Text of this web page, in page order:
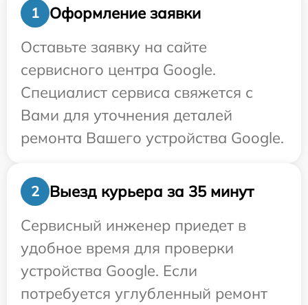
1
Оформление заявки
Оставьте заявку на сайте
сервисного центра Google.
Специалист сервиса свяжется с
Вами для уточнения деталей
ремонта Вашего устройства Google.
2
Выезд курьера за 35 минут
Сервисный инженер приедет в
удобное время для проверки
устройства Google. Если
потребуется углубленный ремонт